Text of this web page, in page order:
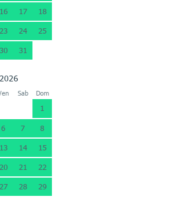
16 17 18
23 24 25
30 31
Sab Dom
1
6 7 8
13 14 15
20 21 22
27 28 29